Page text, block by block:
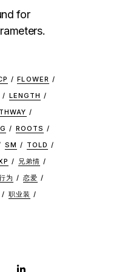
for
FLOWER
LENGTH
ROOTS
SM
TOLD
兄弟情
为
恋爱
职业装